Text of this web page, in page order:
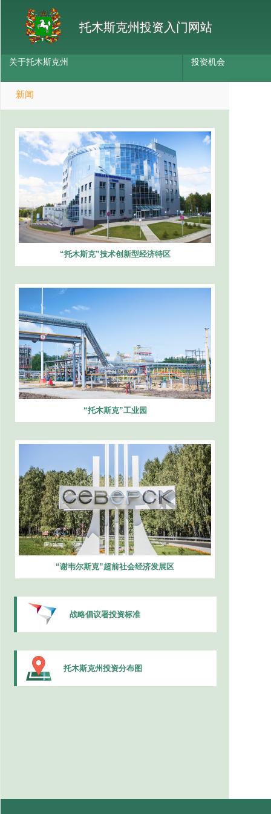
托木斯克州投资入门网站
关于托木斯克州 投资机会
新闻
“托木斯克”技术创新型经济特区
“托木斯克”工业园
“谢韦尔斯克”超前社会经济发展区
战略倡议署投资标准
托木斯克州投资分布图